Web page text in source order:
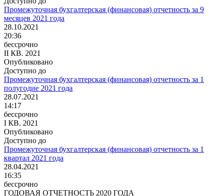
Промежуточная бухгалтерская (финансовая) отчетность за 9
месяцев 2021 года
28.10.2021
20:36
бессрочно
II КВ. 2021
Опубликовано
Доступно до
Промежуточная бухгалтерская (финансовая) отчетность за 1
полугодие 2021 года
28.07.2021
14:17
бессрочно
I КВ. 2021
Опубликовано
Доступно до
Промежуточная бухгалтерская (финансовая) отчетность за 1
квартал 2021 года
28.04.2021
16:35
бессрочно
ГОДОВАЯ ОТЧЕТНОСТЬ 2020 ГОДА